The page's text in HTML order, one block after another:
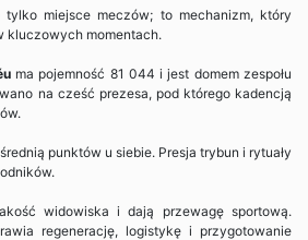
miejsce meczów; to mechanizm, który
kluczowych momentach.
ma pojemność 81 044 i jest domem zespołu
na cześć prezesa, pod którego kadencją
punktów u siebie. Presja trybun i rytuały
widowiska i dają przewagę sportową.
regenerację, logistykę i przygotowanie